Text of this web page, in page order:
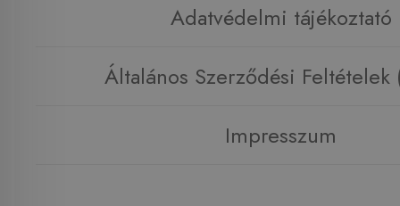
Adatvédelmi tájékoztató
Általános Szerződési Feltételek
Impresszum